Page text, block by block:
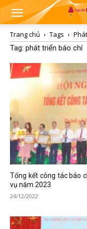
Trang chủ Tags
Tag: phát triển báo chí
Tổng kết công tác báo
vụ năm 2023
24/12/2022